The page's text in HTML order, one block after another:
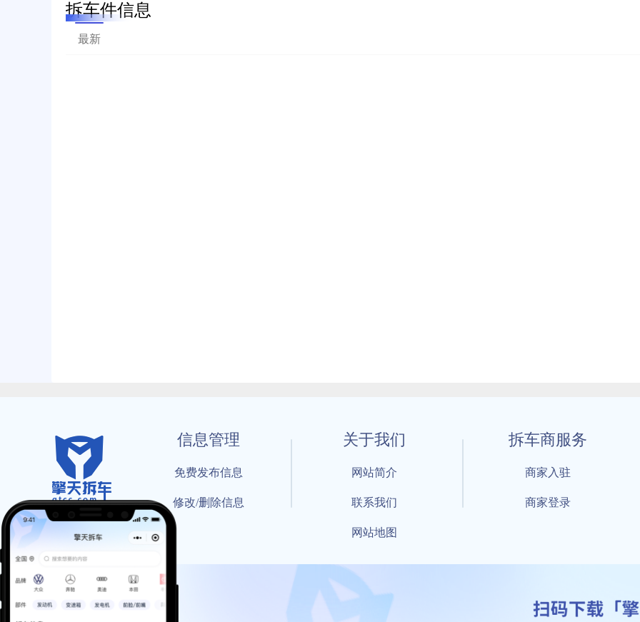
拆车件信息
最新
信息管理
免费发布信息
修改/删除信息
关于我们
网站简介
联系我们
网站地图
拆车商服务
商家入驻
商家登录
© 2021 By 擎天拆车-买卖拆车件，擎天拆车好省快 All Rights Reserved
工信部备案号：鲁ICP备18021004号-17 公安部备案号： 鲁公网安备